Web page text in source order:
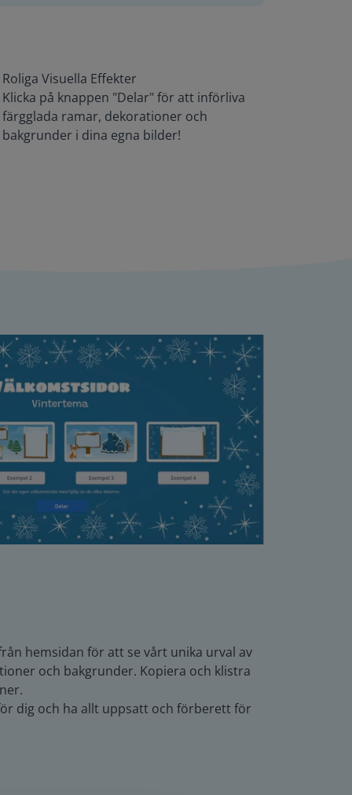
Roliga Visuella Effekter
Klicka på knappen "Delar" för att införliva
färgglada ramar, dekorationer och
bakgrunder i dina egna bilder!
hemsidan för att se vårt unika urval av
och bakgrunder. Kopiera och klistra
dig och ha allt uppsatt och förberett för